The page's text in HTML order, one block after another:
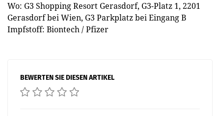
Wo: G3 Shopping Resort Gerasdorf, G3-Platz 1, 2201
Gerasdorf bei Wien, G3 Parkplatz bei Eingang B
Impfstoff: Biontech / Pfizer
BEWERTEN SIE DIESEN ARTIKEL